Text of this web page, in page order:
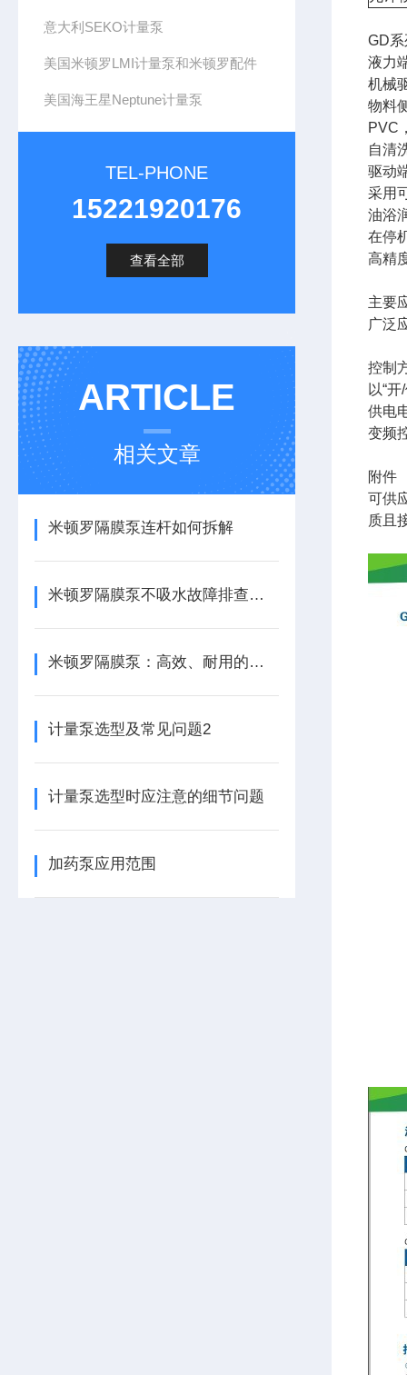
意大利SEKO计量泵
美国米顿罗LMI计量泵和米顿罗配件
美国海王星Neptune计量泵
TEL-PHONE
15221920176
查看全部
ARTICLE
相关文章
米顿罗隔膜泵连杆如何拆解
米顿罗隔膜泵不吸水故障排查与解决方案
米顿罗隔膜泵：高效、耐用的流体输送专家
计量泵选型及常见问题2
计量泵选型时应注意的细节问题
加药泵应用范围
GD
液力
机械
物料
PVC
自清
驱动
采用
油浴
在停
高精
主要
广泛
控制
以“
供电
变频
附件
可供
质且